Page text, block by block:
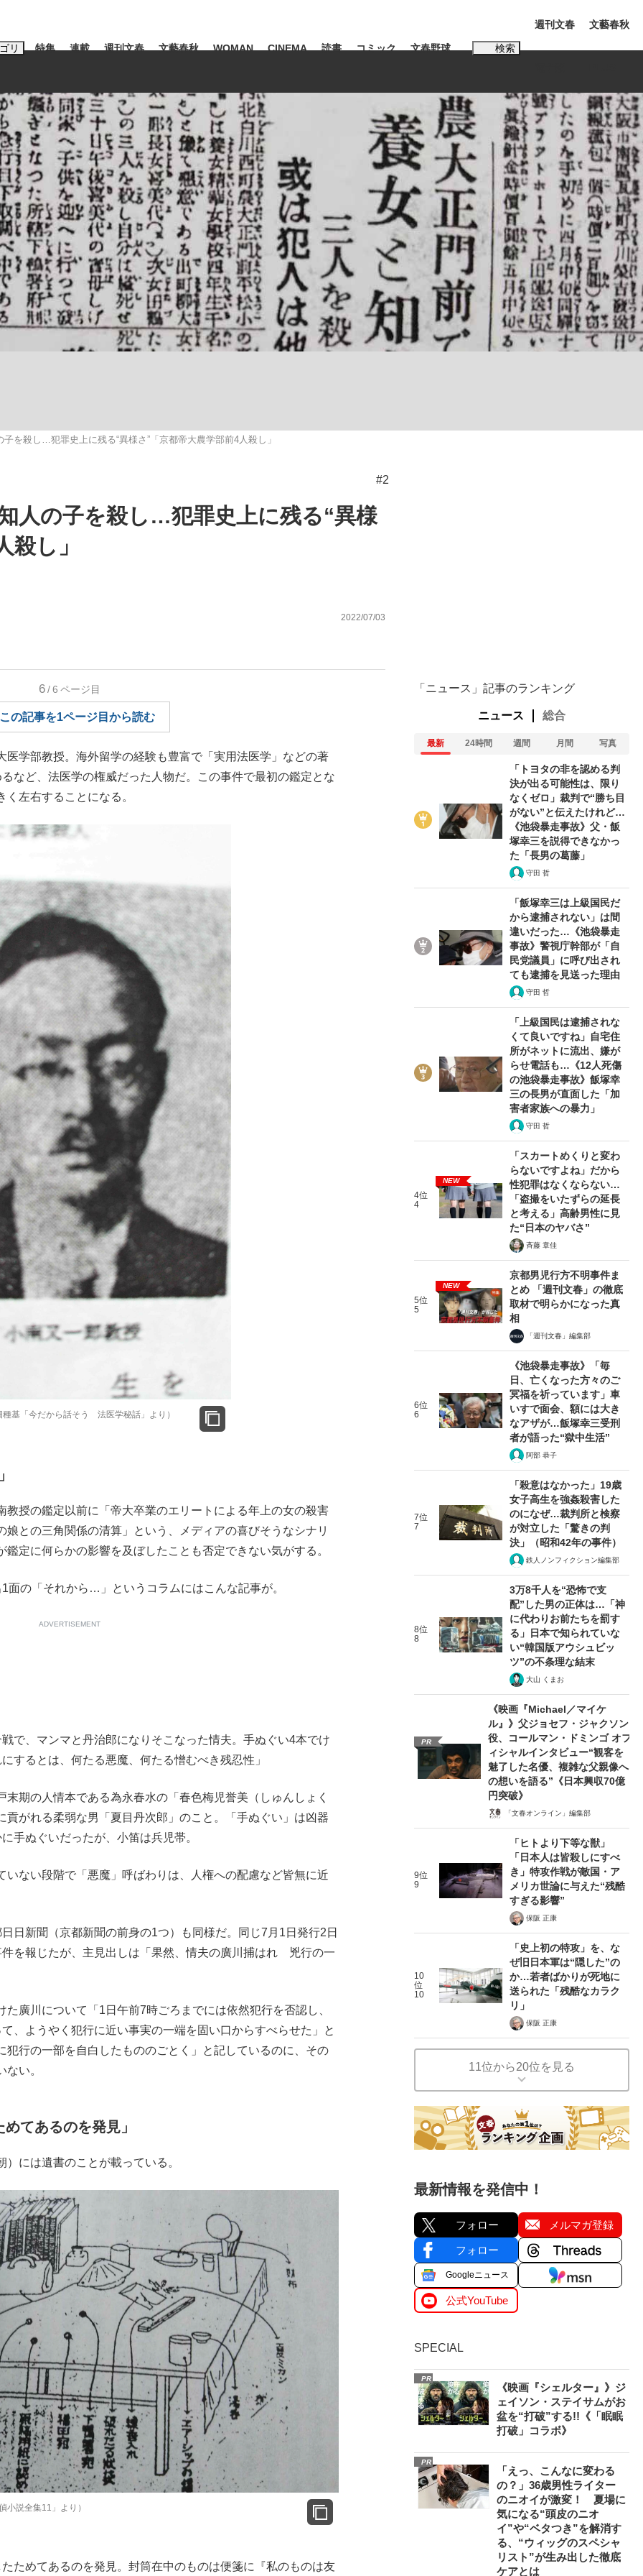
リ
大罪』弁護士が明かすトク... 「キオクシアの投資の桁は一つ多くてもいい」時価総額が一時トヨタ超え...
富士に激怒され... 《BTS厳戒トーキョー滞在記》RM→渋谷で飲み会、JIN→伊豆の...
もっと見る
特集
日本生まれのK-POPアイドルたち
連載 週刊文春 文藝春秋 WOMAN CINEMA 読書 コミック 文春野球 検索
ワードタグ一覧
凌輝 #高市早苗 #後藤真希 #森岡毅 #城彰二 #内田有紀
亀和田武
週刊文春 文藝春秋
を殺し…犯罪史上に残る“異様さ”「京都帝大農学部前4人殺し」
#2
人の子を殺し…犯罪史上に残る“異様
殺し」
2022/07/03
6/6 ページ目
の記事を1ページ目から読む
医学部教授。海外留学の経験も豊富で「実用法医学」などの著
など、法医学の権威だった人物だ。この事件で最初の鑑定とな
左右することになる。
基「今だから話そう 法医学秘話」より）
授の鑑定以前に「帝大卒業のエリートによる年上の女の殺害
との三角関係の清算」という、メディアの喜びそうなシナリ
定に何らかの影響を及ぼしたことも否定できない気がする。
の「それから…」というコラムにはこんな記事が。
ADVERTISEMENT
で、マンマと丹治郎になりそこなった情夫。手ぬぐい4本でけ
するとは、何たる悪魔、何たる憎むべき残忍性」
期の人情本である為永春水の「春色梅児誉美（しゅんしょく
貢がれる柔弱な男「夏目丹次郎」のこと。「手ぬぐい」は凶器
手ぬぐいだったが、小笛は兵児帯。
ない段階で「悪魔」呼ばわりは、人権への配慮など皆無に近
新聞（京都新聞の前身の1つ）も同様だ。同じ7月1日発行2日
を報じたが、主見出しは「果然、情夫の廣川捕はれ 兇行の一
廣川について「1日午前7時ごろまでには依然犯行を否認し、
、ようやく犯行に近い事実の一端を固い口からすべらせた」と
犯行の一部を自白したもののごとく」と記しているのに、その
い。
てあるのを発見」
には遺書のことが載っている。
小説全集11」より）
ためてあるのを発見。封筒在中のものは便箋に『私のものは友
「ニュース」記事のランキング
ニュース 総合
最新 24時間 週間 月間 写真
「トヨタの非を認める判
決が出る可能性は、限り
なくゼロ」裁判で“勝ち目
がない”と伝えたけれど…
《池袋暴走事故》父・飯
塚幸三を説得できなかっ
た「長男の葛藤」
守田 哲
「飯塚幸三は上級国民だ
から逮捕されない」は間
違いだった…《池袋暴走
事故》警視庁幹部が「自
民党議員」に呼び出され
ても逮捕を見送った理由
守田 哲
「上級国民は逮捕されな
くて良いですね」自宅住
所がネットに流出、嫌が
らせ電話も…《12人死傷
の池袋暴走事故》飯塚幸
三の長男が直面した「加
害者家族への暴力」
守田 哲
4位
4
NEW
「スカートめくりと変わ
らないですよね」だから
性犯罪はなくならない…
「盗撮をいたずらの延長
と考える」高齢男性に見
た“日本のヤバさ”
斉藤 章佳
5位
5
NEW
京都男児行方不明事件ま
とめ 「週刊文春」の徹底
取材で明らかになった真
相
「週刊文春」編集部
6位
6
《池袋暴走事故》「毎
日、亡くなった方々のご
冥福を祈っています」車
いすで面会、額には大き
なアザが…飯塚幸三受刑
者が語った“獄中生活”
阿部 恭子
7位
7
「殺意はなかった」19歳
女子高生を強姦殺害した
のになぜ…裁判所と検察
が対立した「驚きの判
決」（昭和42年の事件）
鉄人ノンフィクション編集部
8位
8
3万8千人を“恐怖で支
配”した男の正体は…「神
に代わりお前たちを罰す
る」日本で知られていな
い“韓国版アウシュビッ
ツ”の不条理な結末
大山 くまお
PR
《映画『Michael／マイケ
ル』》父ジョセフ・ジャクソン
役、コールマン・ドミンゴ オフ
ィシャルインタビュー“観客を
魅了した名優、複雑な父親像へ
の想いを語る”《日本興収70億
円突破》
「文春オンライン」編集部
9位
9
「ヒトより下等な獣」
「日本人は皆殺しにすべ
き」特攻作戦が敵国・ア
メリカ世論に与えた“残酷
すぎる影響”
保阪 正康
10
位
10
「史上初の特攻」を、な
ぜ旧日本軍は“隠した”の
か…若者ばかりが死地に
送られた「残酷なカラク
リ」
保阪 正康
11位から20位を見る
最新情報を発信中！
フォロー メルマガ登録
フォロー
Googleニュース
公式YouTube
SPECIAL
PR
《映画『シェルター』》ジ
ェイソン・ステイサムがお
盆を“打破”する!!《「眠眠
打破」コラボ》
PR
「えっ、こんなに変わる
の？」36歳男性ライター
のニオイが激変！ 夏場に
気になる“頭皮のニオ
イ”や“ベタつき”を解消す
る、“ウィッグのスペシャ
リスト”が生み出した徹底
ケアとは